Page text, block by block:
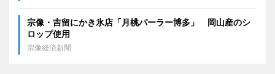
宗像・吉留にかき氷店「月桃パーラー博多」 岡山産のシ
ロップ使用
宗像経済新聞